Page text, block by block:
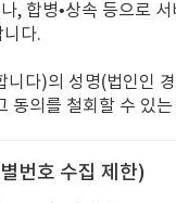
, 합병•상속 등으로
다.
다)의 성명(법인인
동의를 철회할 수 있
번호 수집 제한)